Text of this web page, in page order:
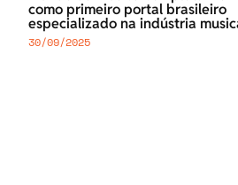
como primeiro portal brasileiro
especializado na indústria
30/09/2025